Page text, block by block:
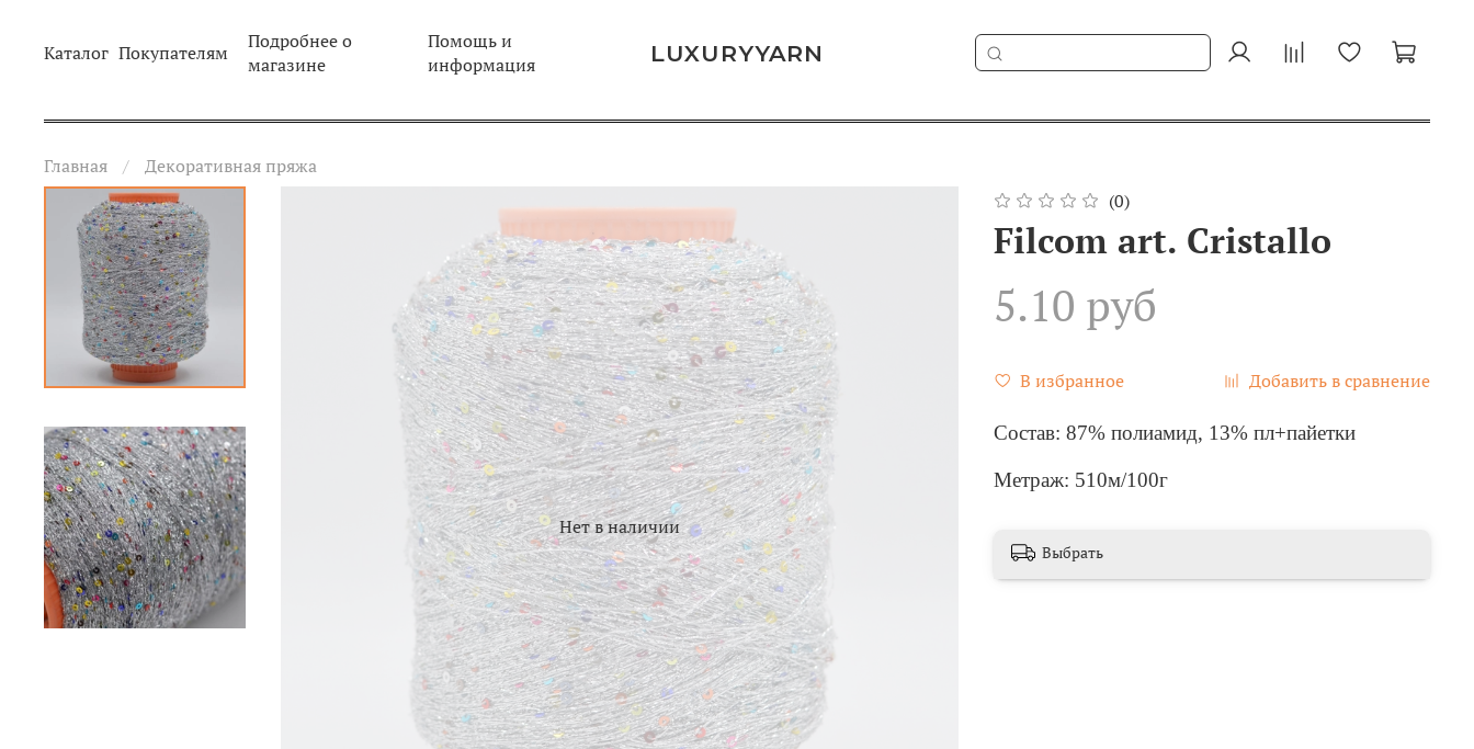
LUXURYYARN
Каталог Покупателям
Подробнее о
магазине
Помощь и
информация
Главная Декоративная пряжа
Нет в наличии
(0)
Filcom art. Cristallo
5.10 руб
В избранное Добавить в сравнение
Состав: 87% полиамид, 13% пл+пайетки
Метраж: 510м/100г
Выбрать